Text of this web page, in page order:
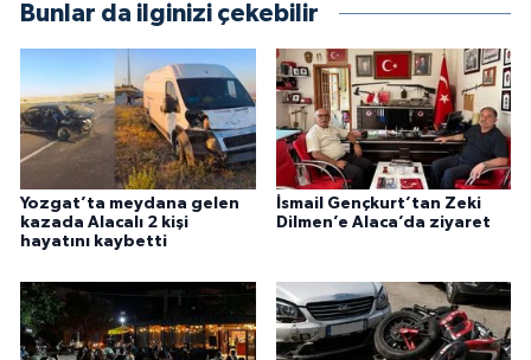
Bunlar da ilginizi çekebilir
Yozgat’ta meydana gelen
kazada Alacalı 2 kişi
hayatını kaybetti
İsmail Gençkurt’tan Zeki
Dilmen’e Alaca’da ziyaret